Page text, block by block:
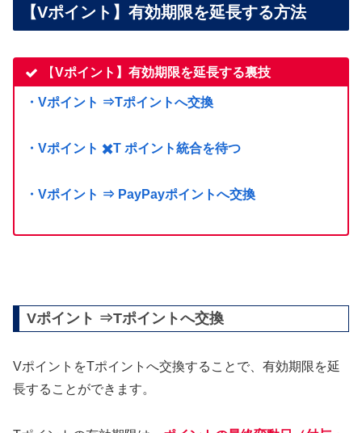
【Vポイント】有効期限を延長する方法
【Vポイント】有効期限を延長する裏技
・Vポイント ⇒Tポイントへ交換
・Vポイント ✖️T ポイント統合を待つ
・Vポイント ⇒ PayPayポイントへ交換
Vポイント ⇒Tポイントへ交換
VポイントをTポイントへ交換することで、有効期限を延
長することができます。